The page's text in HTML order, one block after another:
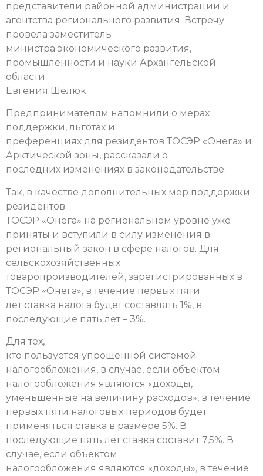
представители районной администрации и
агентства регионального развития. Встречу
провела заместитель
министра экономического развития,
промышленности и науки Архангельской
области
Евгения Шелюк.
Предпринимателям напомнили о мерах
поддержки, льготах и
преференциях для резидентов ТОСЭР «Онега» и
Арктической зоны, рассказали о
последних изменениях в законодательстве.
Так, в качестве дополнительных мер поддержки
резидентов
ТОСЭР «Онега» на региональном уровне уже
приняты и вступили в силу изменения в
региональный закон в сфере налогов. Для
сельскохозяйственных
товаропроизводителей, зарегистрированных в
ТОСЭР «Онега», в течение первых пяти
лет ставка налога будет составлять 1%, в
последующие пять лет – 3%.
Для тех,
кто пользуется упрощенной системой
налогообложения, в случае, если объектом
налогообложения являются «доходы,
уменьшенные на величину расходов», в течение
первых пяти налоговых периодов будет
применяться ставка в размере 5%. В
последующие пять лет ставка составит 7,5%. В
случае, если объектом
налогообложения являются «доходы», в течение